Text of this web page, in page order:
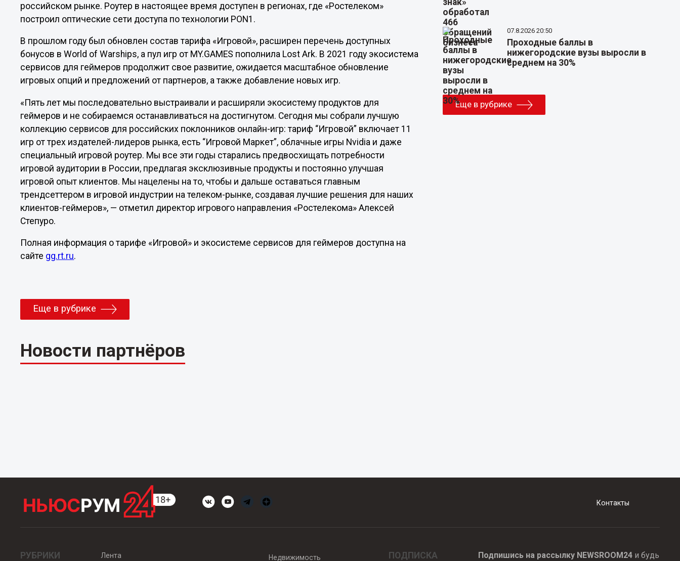
российском рынке. Роутер в настоящее время доступен в регионах, где «Ростелеком»
построил оптические сети доступа по технологии PON1.
В прошлом году был обновлен состав тарифа «Игровой», расширен перечень доступных
бонусов в World of Warships, а пул игр от MY.GAMES пополнила Lost Ark. В 2021 году экосистема
сервисов для геймеров продолжит свое развитие, ожидается масштабное обновление
игровых опций и предложений от партнеров, а также добавление новых игр.
«Пять лет мы последовательно выстраивали и расширяли экосистему продуктов для
геймеров и не собираемся останавливаться на достигнутом. Сегодня мы собрали лучшую
коллекцию сервисов для российских поклонников онлайн-игр: тариф “Игровой” включает 11
игр от трех издателей-лидеров рынка, есть “Игровой Маркет”, облачные игры Nvidia и даже
специальный игровой роутер. Мы все эти годы старались предвосхищать потребности
игровой аудитории в России, предлагая эксклюзивные продукты и постоянно улучшая
игровой опыт клиентов. Мы нацелены на то, чтобы и дальше оставаться главным
трендсеттером в игровой индустрии на телеком-рынке, создавая лучшие решения для наших
клиентов-геймеров», — отметил директор игрового направления «Ростелекома» Алексей
Степуро.
Полная информация о тарифе «Игровой» и экосистеме сервисов для геймеров доступна на
сайте gg.rt.ru.
Еще в рубрике
Новости партнёров
07.8.2026 20:50
Проходные баллы в
нижегородские вузы выросли в
среднем на 30%
Еще в рубрике
Контакты
РУБРИКИ Лента Недвижимость ПОДПИСКА Подпишись на рассылку NEWSROOM24и будь